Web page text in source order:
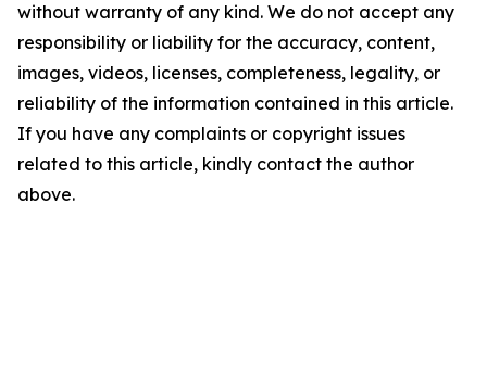
without warranty of any kind. We do not accept any
responsibility or liability for the accuracy, content,
images, videos, licenses, completeness, legality, or
reliability of the information contained in this article.
If you have any complaints or copyright issues
related to this article, kindly contact the author
above.